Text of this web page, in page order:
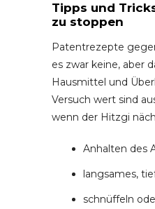
Tipps und
zu stoppen
Patentrezepte
es zwar keine, aber
Hausmittel und
Versuch wert sind
wenn der Hitzgi
Anhalten des
langsames,
schnüffeln